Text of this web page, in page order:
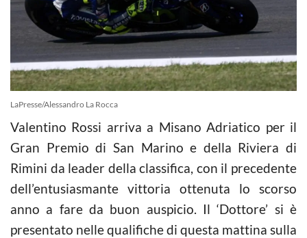
LaPresse/Alessandro La Rocca
Valentino Rossi arriva a Misano Adriatico per il
Gran Premio di San Marino e della Riviera di
Rimini da leader della classifica, con il precedente
dell’entusiasmante vittoria ottenuta lo scorso
anno a fare da buon auspicio. Il ‘Dottore’ si è
presentato nelle qualifiche di questa mattina sulla